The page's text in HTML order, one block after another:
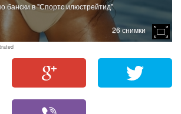
бански в "Спортс илюстрейтид"
26 снимки